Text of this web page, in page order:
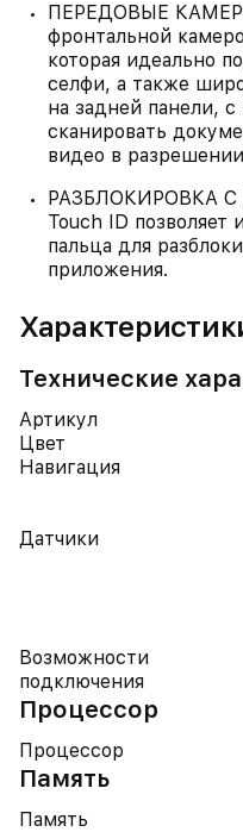
ПЕРЕДОВЫЕ
фронтальной
которая идеально
селфи, а также
на задней панели,
сканировать
видео в
РАЗБЛОКИРОВКА
Touch ID позволяет
пальца для
приложения.
Технические
Артикул
Цвет
Навигация
Датчики
Возможности
подключения
Процессор
Процессор
Память
Память